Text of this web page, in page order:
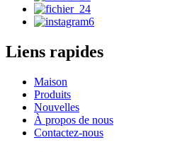
Liens rapides
Maison
Produits
Nouvelles
À propos de nous
Contactez-nous